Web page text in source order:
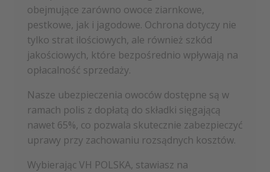
obejmujące zarówno owoce ziarnkowe,
pestkowe, jak i jagodowe. Ochrona dotyczy nie
tylko strat ilościowych, ale również szkód
jakościowych, które bezpośrednio wpływają na
opłacalność sprzedaży.
Nasze ubezpieczenia owoców dostępne są w
ramach polis z dopłatą do składki sięgającą
nawet 65%, co pozwala skutecznie zabezpieczyć
uprawy przy zachowaniu rozsądnych kosztów.
Wybierając VH POLSKA, stawiasz na